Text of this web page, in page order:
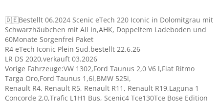
🇩🇪Bestellt 06.2024 Scenic eTech 220 Iconic in Dolomitgrau mit
Schwarzhäubchen mit All In,AHK, Doppeltem Ladeboden und
60Monate Sorgenfrei Paket
R4 eTech Iconic Plein Sud,bestellt 22.6.26
LR DS 2020,verkauft 03.2026
Vorige Fahrzeuge:VW 1302,Ford Taunus 2,0 V6 l,Fiat Ritmo
Targa Oro,Ford Taunus 1,6l,BMW 525i,
Renault R4, Renault R5, Renault R11, Renault R19,Laguna 1
Concorde 2,0,Trafic L1H1 Bus, Scenic4 Tce130Tce Bose Edition